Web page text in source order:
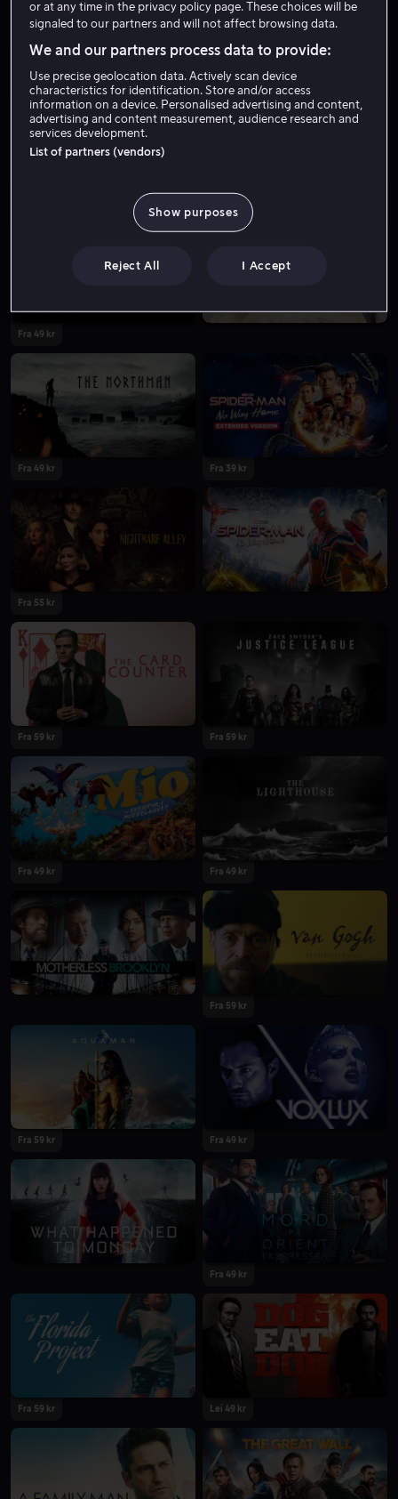
Fra 49 kr
Fra 49 kr
Fra 49 kr Fra 39 kr
Fra 55 kr
Fra 59 kr Fra 59 kr
Fra 49 kr Fra 49 kr
Fra 59 kr
Fra 59 kr Fra 49 kr
Fra 49 kr
Fra 59 kr Lei 49 kr
or at any time in the privacy policy page. These choices will be
signaled to our partners and will not affect browsing data.
We and our partners process data to provide:
Use precise geolocation data. Actively scan device
characteristics for identification. Store and/or access
information on a device. Personalised advertising and content,
advertising and content measurement, audience research and
services development.
List of partners (vendors)
Show purposes
Reject All I Accept